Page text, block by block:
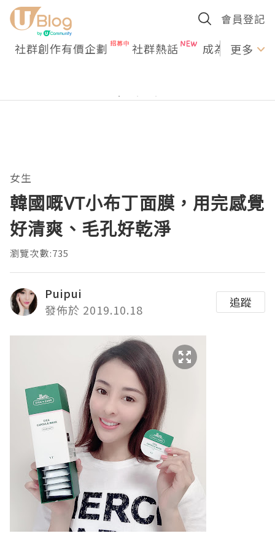
會員登記
社群創作有價企劃 社群熱話 成為U更多
女生
韓國嘅VT小布丁面膜，用完感覺
好清爽、毛孔好乾淨
瀏覽次數:735
Puipui
發佈於 2019.10.18
追蹤